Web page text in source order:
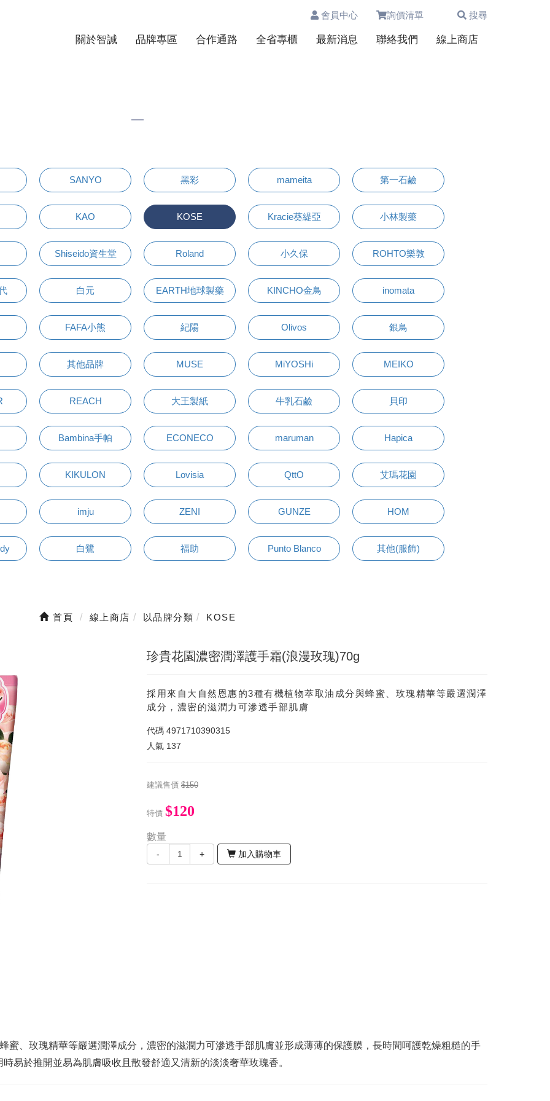
會員中心 詢價清單 搜尋
關於智誠 品牌專區 合作通路 全省專櫃 最新消息 聯絡我們 線上商店
SANYO 黑彩 mameita 第一石鹼
KAO KOSE Kracie葵緹亞 小林製藥
Shiseido資生堂 Roland 小久保 ROHTO樂敦
白元 EARTH地球製藥 KINCHO金鳥 inomata
FAFA小熊 紀陽 Olivos 銀鳥
其他品牌 MUSE MiYOSHi MEIKO
REACH 大王製紙 牛乳石鹼 貝印
Bambina手帕 ECONECO maruman Hapica
KIKULON Lovisia QttO 艾瑪花園
imju ZENI GUNZE HOM
白鷺 福助 Punto Blanco 其他(服飾)
首頁 線上商店 以品牌分類 KOSE
珍貴花園濃密潤澤護手霜(浪漫玫瑰)70g
採用來自大自然恩惠的3種有機植物萃取油成分與蜂蜜、玫瑰精華等嚴選潤澤
成分，濃密的滋潤力可滲透手部肌膚
代碼 4971710390315
人氣 137
建議售價 $150
特價 $120
數量
- + 加入購物車
蜜、玫瑰精華等嚴選潤澤成分，濃密的滋潤力可滲透手部肌膚並形成薄薄的保護膜，長時間呵護乾燥粗糙的手
易於推開並易為肌膚吸收且散發舒適又清新的淡淡奢華玫瑰香。